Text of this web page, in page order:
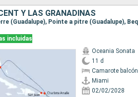
Y LAS GRANADINAS
incluidas
Oceania Sonata
11 d
Camarote balcón
Miami
02/02/2028